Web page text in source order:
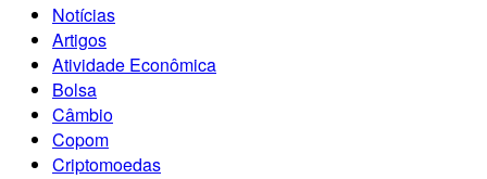
Notícias
Artigos
Atividade Econômica
Bolsa
Câmbio
Copom
Criptomoedas